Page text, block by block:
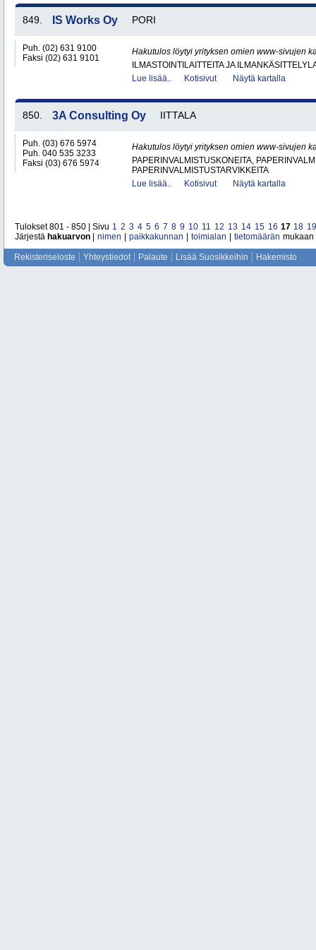
849. IS Works Oy PORI
Puh. (02) 631 9100
Faksi (02) 631 9101
Hakutulos löytyi yrityksen omien www-sivujen
ILMASTOINTILAITTEITA JA
Lue lisää..
Kotisivut Näytä kartalla
850. 3A Consulting Oy IITTALA
Puh. (03) 676 5974
Puh. 040 535 3233
Faksi (03) 676 5974
Hakutulos löytyi yrityksen omien www-sivujen
PAPERINVALMISTUSKONEITA,
PAPERINVALMISTUSTARVIKKEITA
Lue lisää..
Kotisivut Näytä kartalla
Tulokset 801 - 850 | Sivu 1 2 3 4 5 6 7 8 9 10 11 12 13 14 15 16 17 18 19
Järjestä hakuarvon nimen paikkakunnan toimialan tietomäärän mukaan
Rekisteriseloste Yhteystiedot Palaute Lisää Suosikkeihin Hakemisto